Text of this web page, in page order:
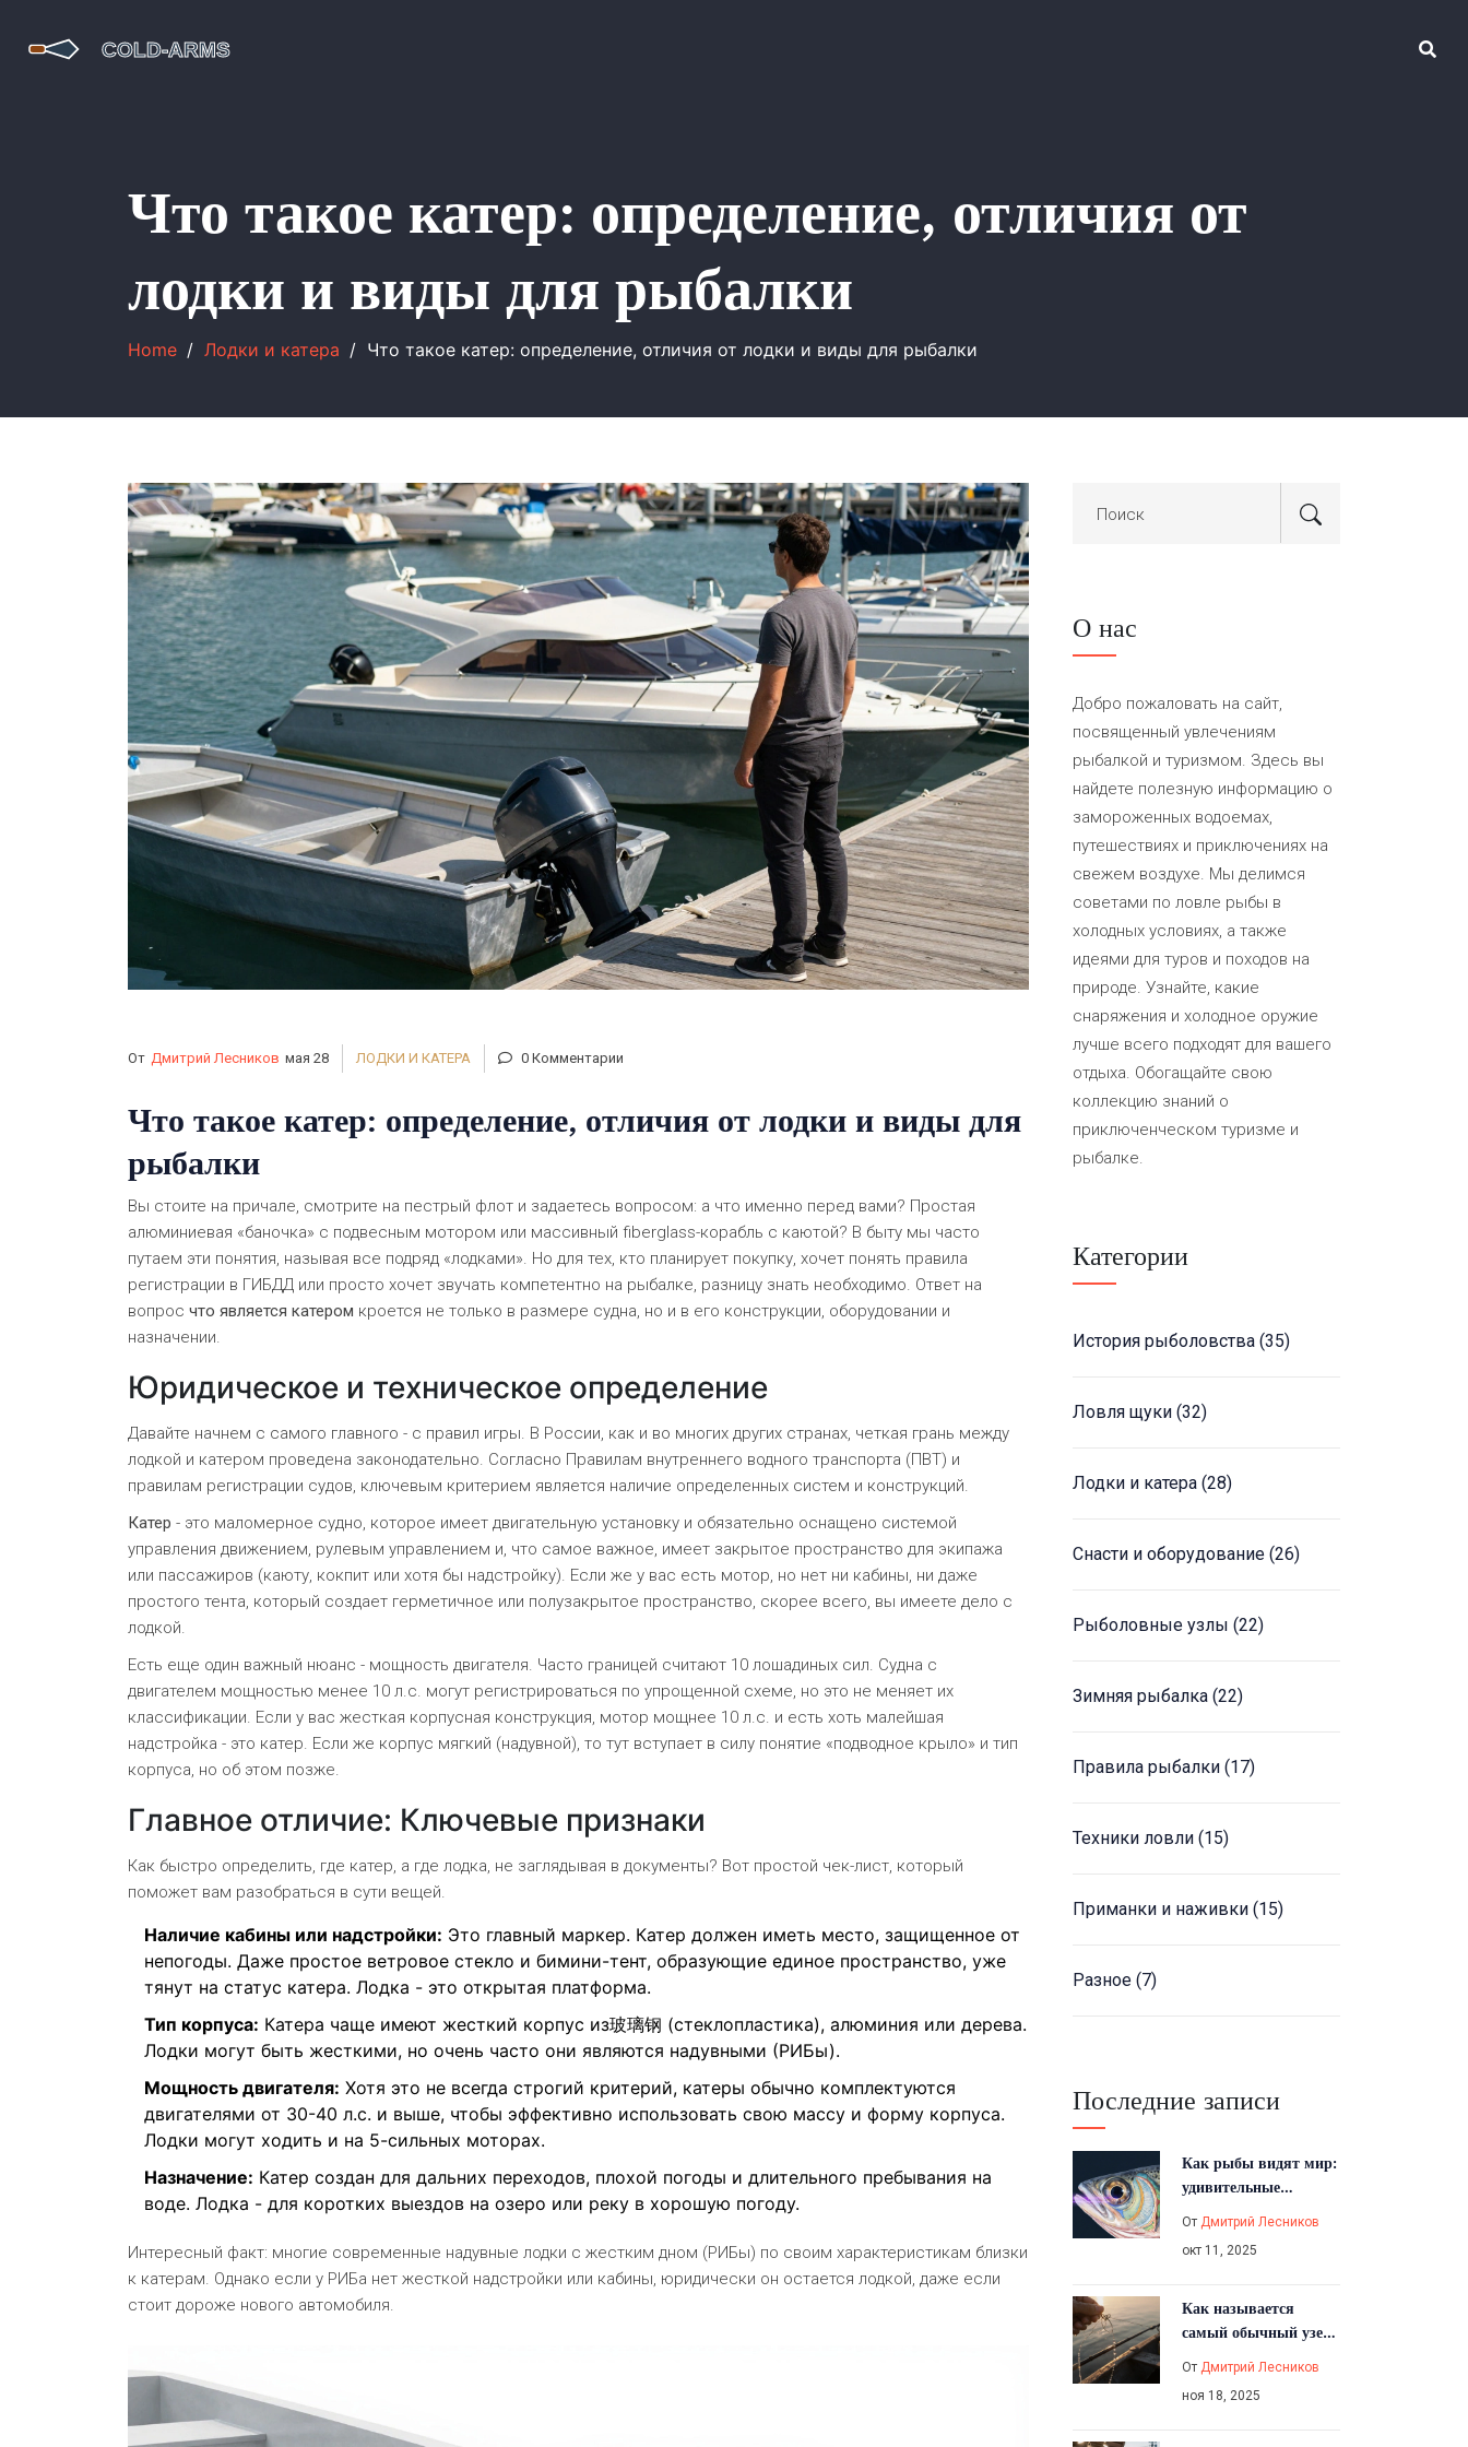
Что такое катер: определение, отличия от
лодки и виды для рыбалки
Home Лодки и катера Что такое катер: определение, отличия от лодки и виды для рыбалки
От Дмитрий Лесников мая 28 ЛОДКИ И КАТЕРА 0 Комментарии
Что такое катер: определение, отличия от лодки и виды для
рыбалки
Вы стоите на причале, смотрите на пестрый флот и задаетесь вопросом: а что именно перед вами? Простая
алюминиевая «баночка» с подвесным мотором или массивный fiberglass-корабль с каютой? В быту мы часто
путаем эти понятия, называя все подряд «лодками». Но для тех, кто планирует покупку, хочет понять правила
регистрации в ГИБДД или просто хочет звучать компетентно на рыбалке, разницу знать необходимо. Ответ на
вопрос что является катером кроется не только в размере судна, но и в его конструкции, оборудовании и
назначении.
Юридическое и техническое определение
Давайте начнем с самого главного - с правил игры. В России, как и во многих других странах, четкая грань между
лодкой и катером проведена законодательно. Согласно Правилам внутреннего водного транспорта (ПВТ) и
правилам регистрации судов, ключевым критерием является наличие определенных систем и конструкций.
Катер - это маломерное судно, которое имеет двигательную установку и обязательно оснащено системой
управления движением, рулевым управлением и, что самое важное, имеет закрытое пространство для экипажа
или пассажиров (каюту, кокпит или хотя бы надстройку). Если же у вас есть мотор, но нет ни кабины, ни даже
простого тента, который создает герметичное или полузакрытое пространство, скорее всего, вы имеете дело с
лодкой.
Есть еще один важный нюанс - мощность двигателя. Часто границей считают 10 лошадиных сил. Судна с
двигателем мощностью менее 10 л.с. могут регистрироваться по упрощенной схеме, но это не меняет их
классификации. Если у вас жесткая корпусная конструкция, мотор мощнее 10 л.с. и есть хоть малейшая
надстройка - это катер. Если же корпус мягкий (надувной), то тут вступает в силу понятие «подводное крыло» и тип
корпуса, но об этом позже.
Главное отличие: Ключевые признаки
Как быстро определить, где катер, а где лодка, не заглядывая в документы? Вот простой чек-лист, который
поможет вам разобраться в сути вещей.
Наличие кабины или надстройки: Это главный маркер. Катер должен иметь место, защищенное от
непогоды. Даже простое ветровое стекло и бимини-тент, образующие единое пространство, уже
тянут на статус катера. Лодка - это открытая платформа.
Тип корпуса: Катера чаще имеют жесткий корпус из玻璃钢 (стеклопластика), алюминия или дерева.
Лодки могут быть жесткими, но очень часто они являются надувными (РИБы).
Мощность двигателя: Хотя это не всегда строгий критерий, катеры обычно комплектуются
двигателями от 30-40 л.с. и выше, чтобы эффективно использовать свою массу и форму корпуса.
Лодки могут ходить и на 5-сильных моторах.
Назначение: Катер создан для дальних переходов, плохой погоды и длительного пребывания на
воде. Лодка - для коротких выездов на озеро или реку в хорошую погоду.
Интересный факт: многие современные надувные лодки с жестким дном (РИБы) по своим характеристикам близки
к катерам. Однако если у РИБа нет жесткой надстройки или кабины, юридически он остается лодкой, даже если
стоит дороже нового автомобиля.
О нас
Добро пожаловать на сайт,
посвященный увлечениям
рыбалкой и туризмом. Здесь вы
найдете полезную информацию о
замороженных водоемах,
путешествиях и приключениях на
свежем воздухе. Мы делимся
советами по ловле рыбы в
холодных условиях, а также
идеями для туров и походов на
природе. Узнайте, какие
снаряжения и холодное оружие
лучше всего подходят для вашего
отдыха. Обогащайте свою
коллекцию знаний о
приключенческом туризме и
рыбалке.
Категории
История рыболовства (35)
Ловля щуки (32)
Лодки и катера (28)
Снасти и оборудование (26)
Рыболовные узлы (22)
Зимняя рыбалка (22)
Правила рыбалки (17)
Техники ловли (15)
Приманки и наживки (15)
Разное (7)
Последние записи
Как рыбы видят мир:
удивительные
От Дмитрий Лесников
окт 11, 2025
Как называется
самый обычный узел
От Дмитрий Лесников
ноя 18, 2025